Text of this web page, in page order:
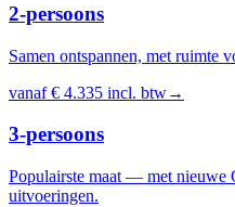
2-persoons
Samen ontspannen, met ruimte
vanaf€ 4.335 incl. btw→
3-persoons
Populairste maat — met nieuwe
uitvoeringen.